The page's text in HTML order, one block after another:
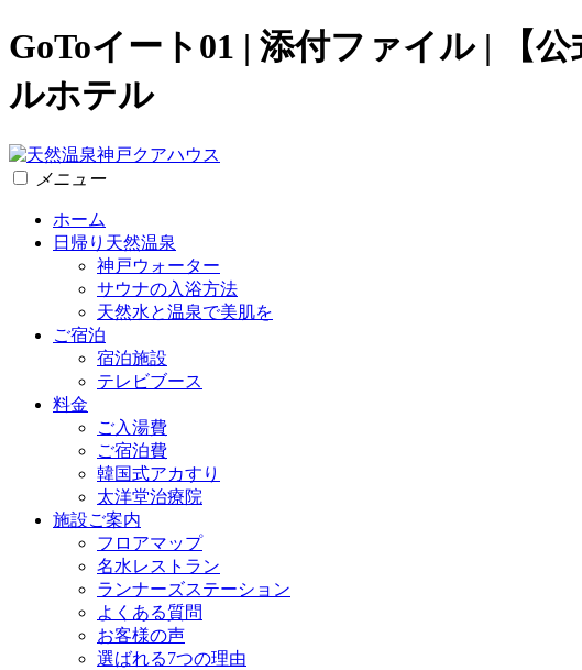
GoToイート01 | 添付ファイル | 【
ルホテル
メニュー
ホーム
日帰り天然温泉
神戸ウォーター
サウナの入浴方法
天然水と温泉で美肌を
ご宿泊
宿泊施設
テレビブース
料金
ご入湯費
ご宿泊費
韓国式アカすり
太洋堂治療院
施設ご案内
フロアマップ
名水レストラン
ランナーズステーション
よくある質問
お客様の声
選ばれる7つの理由